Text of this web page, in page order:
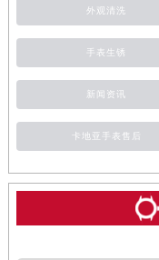
外观清洗
手表生锈
新闻资讯
卡地亚手表售后